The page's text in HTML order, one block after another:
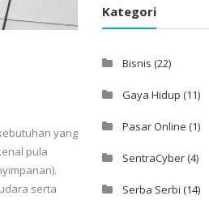
yang
pula
serta
Kategori
Bisnis (22)
Gaya Hidup (11)
Pasar Online (1)
SentraCyber(4)
Serba Serbi (14)